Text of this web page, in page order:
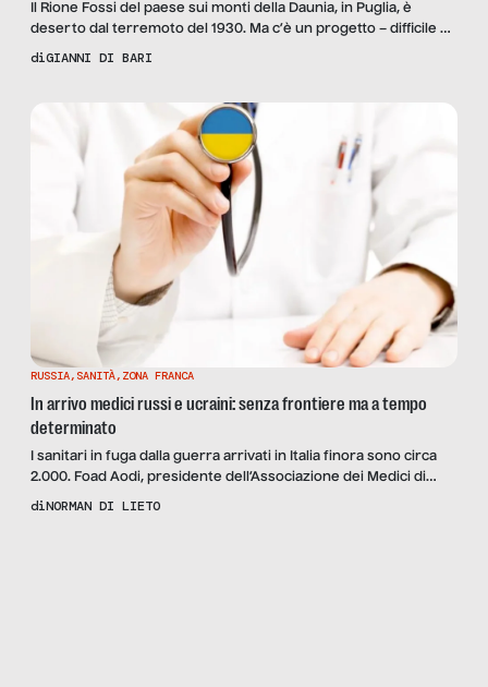
Il Rione Fossi del paese sui monti della Daunia, in Puglia, è
deserto dal terremoto del 1930. Ma c’è un progetto – difficile –
per salvarlo. Le opinioni del consulente per le politiche
diGIANNI DI BARI
RUSSIA, SANITÀ, ZONA FRANCA
In arrivo medici russi e ucraini: senza frontiere ma a tempo
determinato
I sanitari in fuga dalla guerra arrivati in Italia finora sono circa
2.000. Foad Aodi, presidente dell’Associazione dei Medici di
origine Straniera in Italia: “Accogliamo medici e infermieri russi
diNORMAN DI LIETO